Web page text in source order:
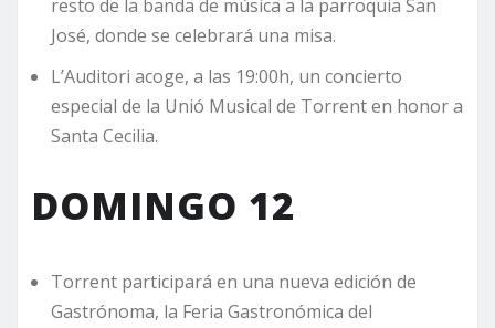
resto de la banda de música a la parroquia San
José, donde se celebrará una misa.
L’Auditori acoge, a las 19:00h, un concierto
especial de la Unió Musical de Torrent en honor a
Santa Cecilia.
DOMINGO 12
Torrent participará en una nueva edición de
Gastrónoma, la Feria Gastronómica del